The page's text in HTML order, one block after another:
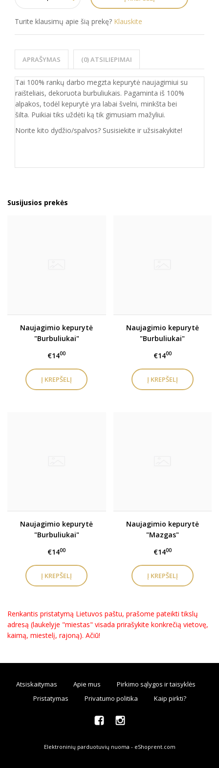
Turite klausimų apie šią prekę? Klauskite
APRAŠYMAS (0) ATSILIEPIMAI
Tai 100% rankų darbo megzta kepurytė naujagimiui su
raišteliais, dekoruota burbuliukais. Pagaminta iš 100%
alpakos, todėl kepurytė yra labai švelni, minkšta bei
šilta. Puikiai tiks uždėti ką tik gimusiam mažyliui.
Norite kito dydžio/spalvos? Susisiekite ir užsisakykite!
Susijusios prekės
Naujagimio kepurytė
"Burbuliukai"
€1400
Naujagimio kepurytė
"Burbuliukai"
€1400
Naujagimio kepurytė
"Burbuliukai"
€1400
Naujagimio kepurytė
"Mazgas"
€1400
Renkantis pristatymą Lietuvos paštu, prašome pateikti tikslų
adresą (laukelyje "miestas" visada prirašykite konkrečią vietovę,
kaimą, miestelį, rajoną). Ačiū!
Atsiskaitymas Apie mus
Pirkimo sąlygos ir taisyklės
Pristatymas
Privatumo politika Kaip pirkti?
Elektroninių parduotuvių nuoma - eShoprent.com